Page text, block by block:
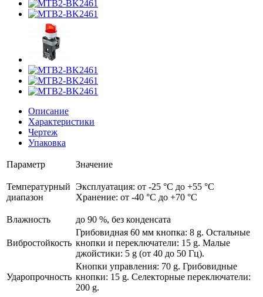
Описание
Характеристики
Чертеж
Упаковка
Параметр Значение
Температурный
диапазон
Эксплуатация: от -25 °C до +55 °C
Хранение: от -40 °C до +70 °C
Влажность до 90 %, без конденсата
Вибростойкость
Грибовидная 60 мм кнопка: 8 g. Остальные
кнопки и переключатели: 15 g. Малые
джойстики: 5 g (от 40 до 50 Гц).
Ударопрочность
Кнопки управления: 70 g. Грибовидные
кнопки: 15 g. Селекторные переключатели:
200 g.